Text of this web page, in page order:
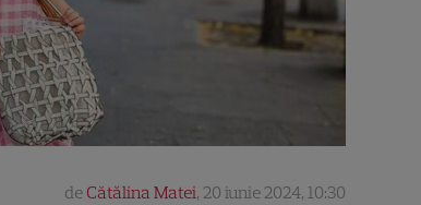
de Cătălina Matei, 20 iunie 2024, 10:30